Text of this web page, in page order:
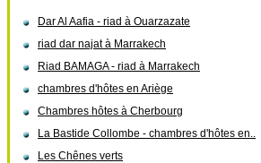
Dar Al Aafia - riad à Ouarzazate
riad dar najat à Marrakech
Riad BAMAGA - riad à Marrakech
chambres d'hôtes en Ariège
Chambres hôtes à Cherbourg
La Bastide Collombe - chambres d'hôtes en..
Les Chênes verts